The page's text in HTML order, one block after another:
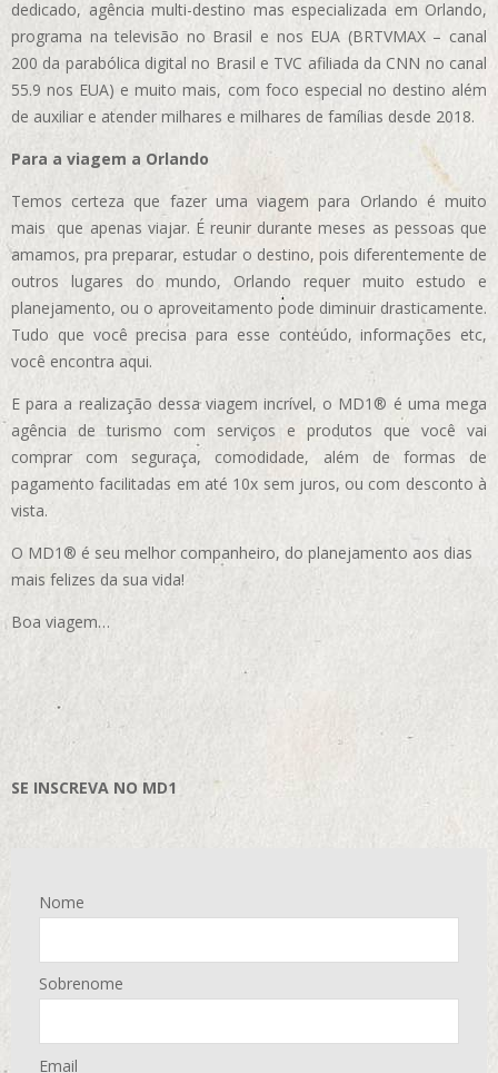
dedicado, agência multi-destino mas especializada em Orlando,
programa na televisão no Brasil e nos EUA (BRTVMAX – canal
200 da parabólica digital no Brasil e TVC afiliada da CNN no canal
55.9 nos EUA) e muito mais, com foco especial no destino além
de auxiliar e atender milhares e milhares de famílias desde 2018.
Para a viagem a Orlando
Temos certeza que fazer uma viagem para Orlando é muito
mais que apenas viajar. É reunir durante meses as pessoas que
amamos, pra preparar, estudar o destino, pois diferentemente de
outros lugares do mundo, Orlando requer muito estudo e
planejamento, ou o aproveitamento pode diminuir drasticamente.
Tudo que você precisa para esse conteúdo, informações etc,
você encontra aqui.
E para a realização dessa viagem incrível, o MD1® é uma mega
agência de turismo com serviços e produtos que você vai
comprar com seguraça, comodidade, além de formas de
pagamento facilitadas em até 10x sem juros, ou com desconto à
vista.
O MD1® é seu melhor companheiro, do planejamento aos dias
mais felizes da sua vida!
Boa viagem…
SE INSCREVA NO MD1
Nome
Sobrenome
Email